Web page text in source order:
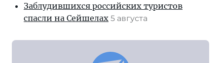
Заблудившихся российских туристов
спасли на Сейшелах 5 августа